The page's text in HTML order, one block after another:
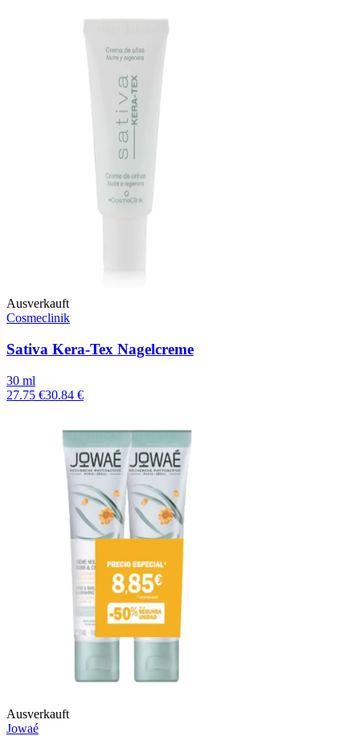
Ausverkauft
Cosmeclinik
Sativa Kera-Tex Nagelcreme
30 ml
27.75 €30.84 €
Ausverkauft
Jowaé